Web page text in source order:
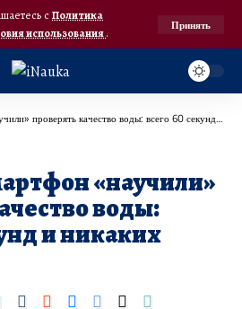
с Политика
использования.
Принять
качество воды: всего 60 секунд и никаких реагентов
«научили»
воды:
и никаких